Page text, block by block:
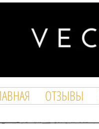
ОТЗЫВЫ